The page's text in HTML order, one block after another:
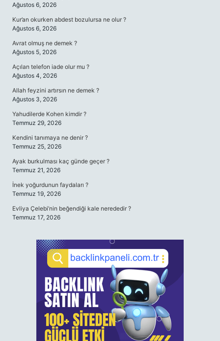
Ağustos 6, 2026
Kur’an okurken abdest bozulursa ne olur ?
Ağustos 6, 2026
Avrat olmuş ne demek ?
Ağustos 5, 2026
Açılan telefon iade olur mu ?
Ağustos 4, 2026
Allah feyzini artırsın ne demek ?
Ağustos 3, 2026
Yahudilerde Kohen kimdir ?
Temmuz 29, 2026
Kendini tanımaya ne denir ?
Temmuz 25, 2026
Ayak burkulması kaç günde geçer ?
Temmuz 21, 2026
İnek yoğurdunun faydaları ?
Temmuz 19, 2026
Evliya Çelebi’nin beğendiği kale nerededir ?
Temmuz 17, 2026